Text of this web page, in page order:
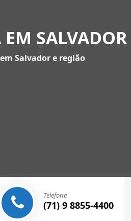
SALVADOR
Salvador e região
Telefone
(71) 9 8855-4400